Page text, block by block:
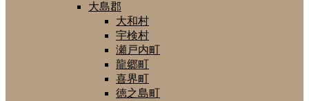
大島郡
大和村
宇検村
瀬戸内町
龍郷町
喜界町
徳之島町